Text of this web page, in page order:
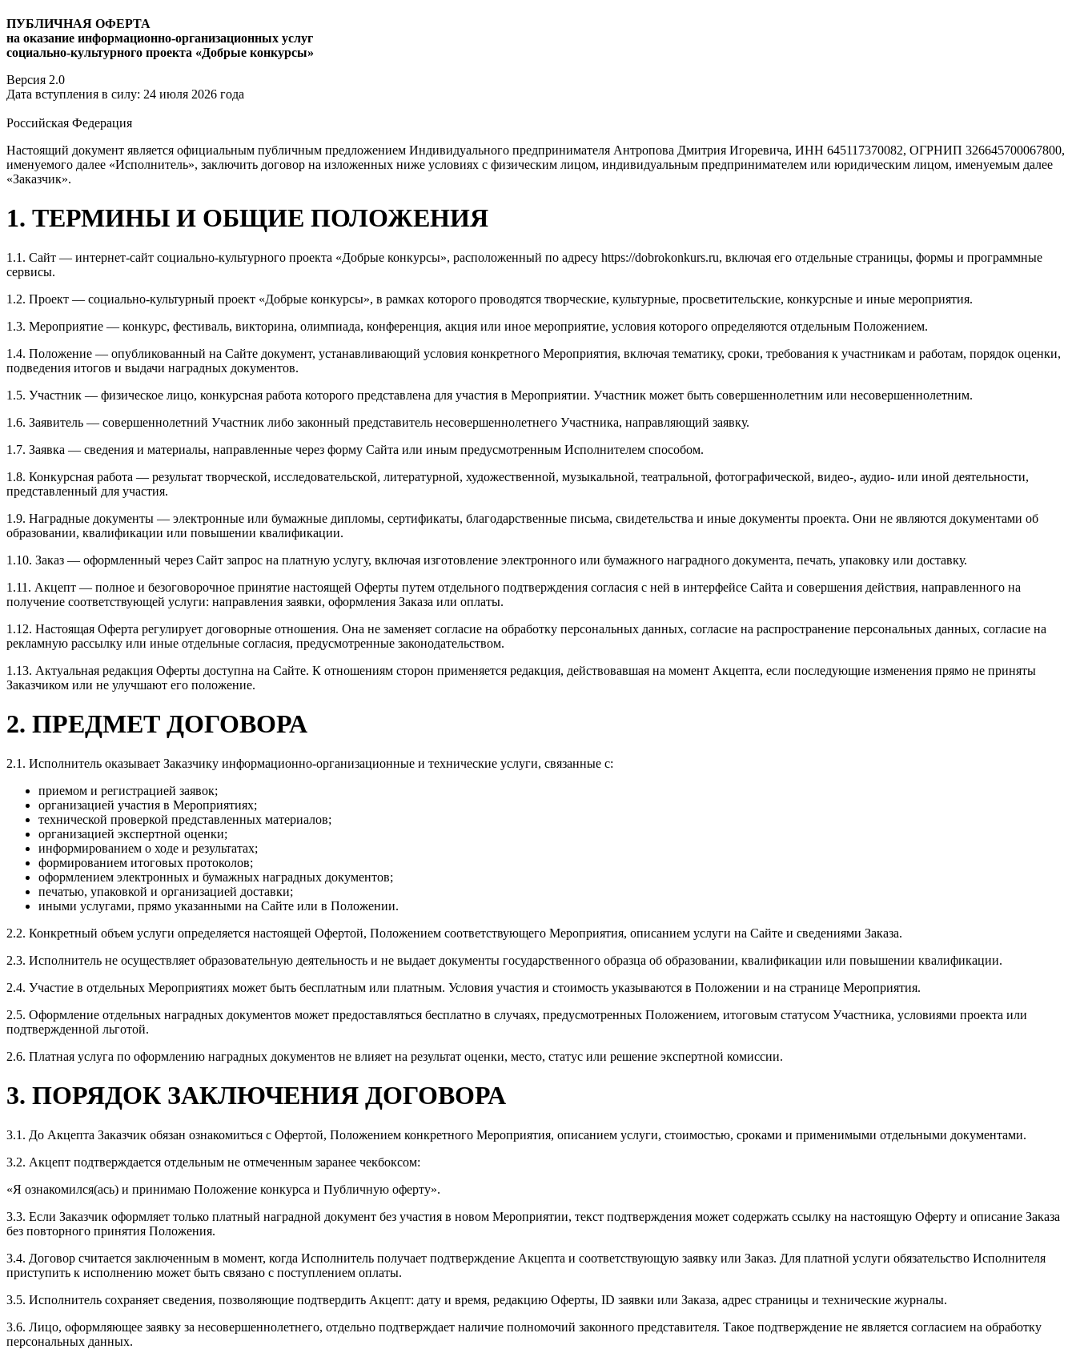
ПУБЛИЧНАЯ ОФЕРТА
на оказание информационно-организационных услуг
социально-культурного проекта «Добрые конкурсы»
Версия 2.0
Дата вступления в силу: 24 июля 2026 года
Российская Федерация
Настоящий документ является официальным публичным предложением Индивидуального предпринимателя Антропова Дмитрия Игоревича, ИНН 645117370082, ОГРНИП 326645700067800,
именуемого далее «Исполнитель», заключить договор на изложенных ниже условиях с физическим лицом, индивидуальным предпринимателем или юридическим лицом, именуемым далее
«Заказчик».
1. ТЕРМИНЫ И ОБЩИЕ ПОЛОЖЕНИЯ
1.1. Сайт — интернет-сайт социально-культурного проекта «Добрые конкурсы», расположенный по адресу https://dobrokonkurs.ru, включая его отдельные страницы, формы и программные
сервисы.
1.2. Проект — социально-культурный проект «Добрые конкурсы», в рамках которого проводятся творческие, культурные, просветительские, конкурсные и иные мероприятия.
1.3. Мероприятие — конкурс, фестиваль, викторина, олимпиада, конференция, акция или иное мероприятие, условия которого определяются отдельным Положением.
1.4. Положение — опубликованный на Сайте документ, устанавливающий условия конкретного Мероприятия, включая тематику, сроки, требования к участникам и работам, порядок оценки,
подведения итогов и выдачи наградных документов.
1.5. Участник — физическое лицо, конкурсная работа которого представлена для участия в Мероприятии. Участник может быть совершеннолетним или несовершеннолетним.
1.6. Заявитель — совершеннолетний Участник либо законный представитель несовершеннолетнего Участника, направляющий заявку.
1.7. Заявка — сведения и материалы, направленные через форму Сайта или иным предусмотренным Исполнителем способом.
1.8. Конкурсная работа — результат творческой, исследовательской, литературной, художественной, музыкальной, театральной, фотографической, видео-, аудио- или иной деятельности,
представленный для участия.
1.9. Наградные документы — электронные или бумажные дипломы, сертификаты, благодарственные письма, свидетельства и иные документы проекта. Они не являются документами об
образовании, квалификации или повышении квалификации.
1.10. Заказ — оформленный через Сайт запрос на платную услугу, включая изготовление электронного или бумажного наградного документа, печать, упаковку или доставку.
1.11. Акцепт — полное и безоговорочное принятие настоящей Оферты путем отдельного подтверждения согласия с ней в интерфейсе Сайта и совершения действия, направленного на
получение соответствующей услуги: направления заявки, оформления Заказа или оплаты.
1.12. Настоящая Оферта регулирует договорные отношения. Она не заменяет согласие на обработку персональных данных, согласие на распространение персональных данных, согласие на
рекламную рассылку или иные отдельные согласия, предусмотренные законодательством.
1.13. Актуальная редакция Оферты доступна на Сайте. К отношениям сторон применяется редакция, действовавшая на момент Акцепта, если последующие изменения прямо не приняты
Заказчиком или не улучшают его положение.
2. ПРЕДМЕТ ДОГОВОРА
2.1. Исполнитель оказывает Заказчику информационно-организационные и технические услуги, связанные с:
приемом и регистрацией заявок;
организацией участия в Мероприятиях;
технической проверкой представленных материалов;
организацией экспертной оценки;
информированием о ходе и результатах;
формированием итоговых протоколов;
оформлением электронных и бумажных наградных документов;
печатью, упаковкой и организацией доставки;
иными услугами, прямо указанными на Сайте или в Положении.
2.2. Конкретный объем услуги определяется настоящей Офертой, Положением соответствующего Мероприятия, описанием услуги на Сайте и сведениями Заказа.
2.3. Исполнитель не осуществляет образовательную деятельность и не выдает документы государственного образца об образовании, квалификации или повышении квалификации.
2.4. Участие в отдельных Мероприятиях может быть бесплатным или платным. Условия участия и стоимость указываются в Положении и на странице Мероприятия.
2.5. Оформление отдельных наградных документов может предоставляться бесплатно в случаях, предусмотренных Положением, итоговым статусом Участника, условиями проекта или
подтвержденной льготой.
2.6. Платная услуга по оформлению наградных документов не влияет на результат оценки, место, статус или решение экспертной комиссии.
3. ПОРЯДОК ЗАКЛЮЧЕНИЯ ДОГОВОРА
3.1. До Акцепта Заказчик обязан ознакомиться с Офертой, Положением конкретного Мероприятия, описанием услуги, стоимостью, сроками и применимыми отдельными документами.
3.2. Акцепт подтверждается отдельным не отмеченным заранее чекбоксом:
«Я ознакомился(ась) и принимаю Положение конкурса и Публичную оферту».
3.3. Если Заказчик оформляет только платный наградной документ без участия в новом Мероприятии, текст подтверждения может содержать ссылку на настоящую Оферту и описание Заказа
без повторного принятия Положения.
3.4. Договор считается заключенным в момент, когда Исполнитель получает подтверждение Акцепта и соответствующую заявку или Заказ. Для платной услуги обязательство Исполнителя
приступить к исполнению может быть связано с поступлением оплаты.
3.5. Исполнитель сохраняет сведения, позволяющие подтвердить Акцепт: дату и время, редакцию Оферты, ID заявки или Заказа, адрес страницы и технические журналы.
3.6. Лицо, оформляющее заявку за несовершеннолетнего, отдельно подтверждает наличие полномочий законного представителя. Такое подтверждение не является согласием на обработку
персональных данных.